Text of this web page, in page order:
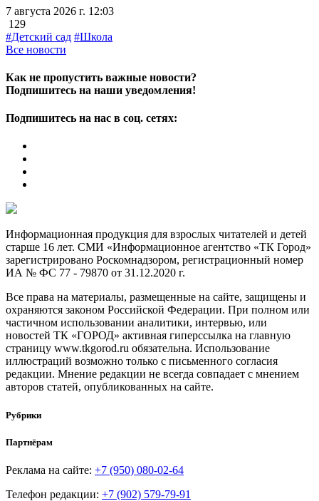
7 августа 2026 г. 12:03
129
#Детский сад #Школа
Все новости
Как не пропустить важные новости?
Подпишитесь на наши уведомления!
Подпишитесь на нас в соц. сетях:
Информационная продукция для взрослых читателей и детей
старше 16 лет. СМИ «Информационное агентство «ТК Город»
зарегистрировано Роскомнадзором, регистрационный номер
ИА № ФС 77 - 79870 от 31.12.2020 г.
Все права на материалы, размещенные на сайте, защищены и
охраняются законом Российской Федерации. При полном или
частичном использовании аналитики, интервью, или
новостей ТК «ГОРОД» активная гиперссылка на главную
страницу www.tkgorod.ru обязательна. Использование
иллюстраций возможно только с письменного согласия
редакции. Мнение редакции не всегда совпадает с мнением
авторов статей, опубликованных на сайте.
Рубрики
Партнёрам
Реклама на сайте: +7 (950) 080-02-64
Телефон редакции: +7 (902) 579-79-91